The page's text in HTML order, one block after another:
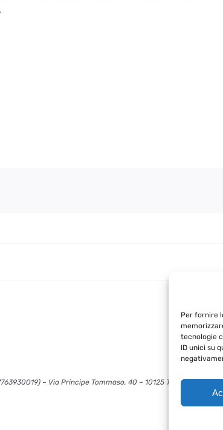
Per fornire
tecnologie
ID unici su
.
– Via Principe Tommaso, 40 – 10125 Torino –